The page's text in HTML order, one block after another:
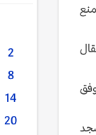
وفق
2
8
14
20